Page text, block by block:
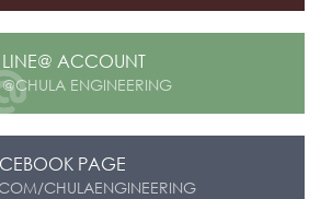
LINE@ ACCOUNT
@CHULA ENGINEERING
PAGE
CHULAENGINEERING